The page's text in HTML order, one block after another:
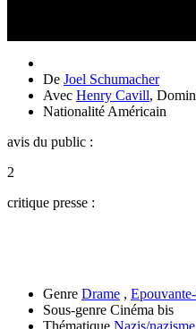
De Joel Schumacher
Avec Henry Cavill,
Nationalité Américain
avis du public :
2
critique presse :
Genre Drame ,
Sous-genre Cinéma bis
Thématique Nazis/nazisme